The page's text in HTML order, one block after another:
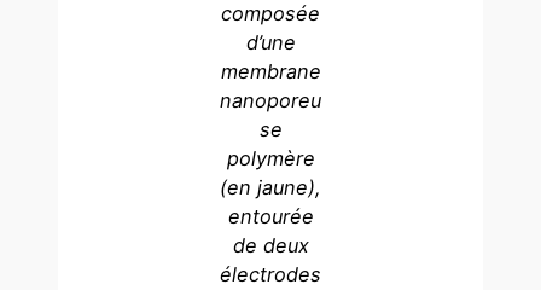
composée
d’une
membrane
nanoporeu
se
polymère
(en jaune),
entourée
de deux
électrodes